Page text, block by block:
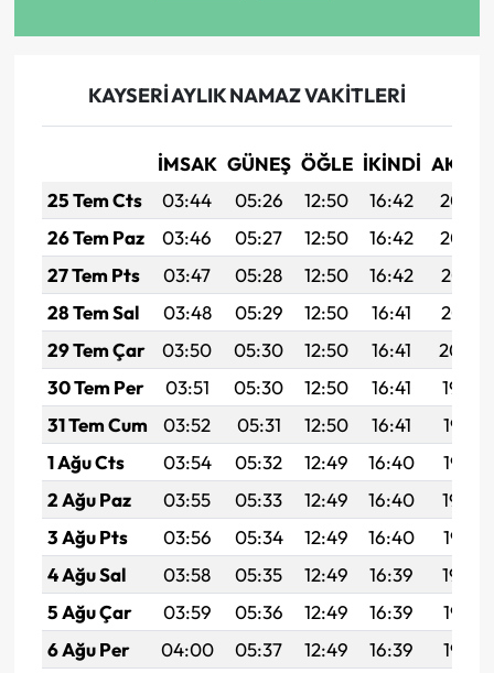
KAYSERİ AYLIK NAMAZ VAKITLERI
İMSAK GÜNEŞ ÖĞLE İKINDI
25 Tem Cts
03:44 05:26 12:50 16:42
20:03
26 Tem Paz
03:46 05:27 12:50 16:42
20:02
27 Tem Pts
03:47 05:28 12:50 16:42
20:01
28 Tem Sal
03:48 05:29 12:50 16:41
20:01
29 Tem Çar
03:50 05:30 12:50 16:41
20:00
30 Tem Per
03:51 05:30 12:50 16:41
19:59
31 Tem Cum
03:52 05:31 12:50 16:41
19:58
1 Ağu Cts
03:54 05:32 12:49 16:40
19:57
2 Ağu Paz
03:55 05:33 12:49 16:40
19:56
3 Ağu Pts
03:56 05:34 12:49 16:40
19:55
4 Ağu Sal
03:58 05:35 12:49 16:39
19:54
5 Ağu Çar
03:59 05:36 12:49 16:39
19:53
6 Ağu Per
04:00 05:37 12:49 16:39 19:52